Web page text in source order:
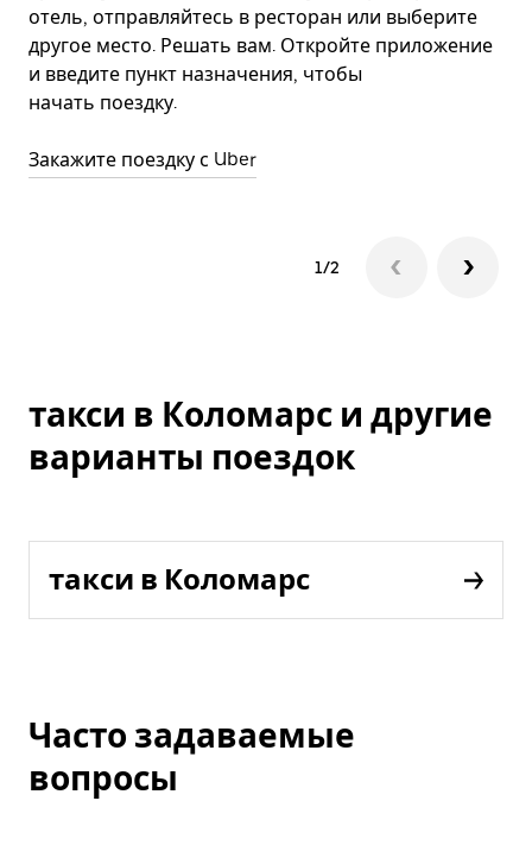
отель, отправляйтесь в ресторан или выберите
другое место. Решать вам. Откройте приложение
и введите пункт назначения, чтобы
начать поездку.
Закажите поездку с Uber
1/2
такси в Коломарс и другие
варианты поездок
такси в Коломарс
Часто задаваемые
вопросы